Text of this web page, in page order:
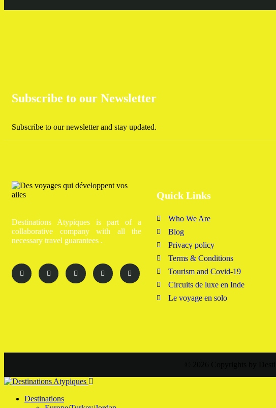
Subscribe to our Newsletter
Subscribe to our newsletter and stay updated.
Destinations Atypiques is part of a
collaborative company with all the
necessary travel guarantees .
Quick Links
Who We Are
Blog
Privacy policy
Terms & Conditions
Tourism and Covid-19
Circuits de luxe en Inde
Le voyage en solo
Destinations